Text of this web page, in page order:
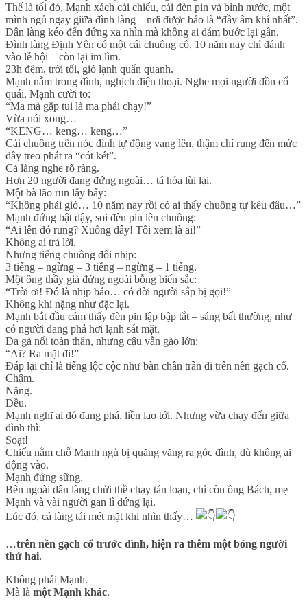
Thế là tối đó, Mạnh xách cái chiếu, cái đèn pin và bình nước, một
mình ngủ ngay giữa đình làng – nơi được bảo là “đầy âm khí nhất”.
Dân làng kéo đến đứng xa nhìn mà không ai dám bước lại gần.
Đình làng Định Yên có một cái chuông cổ, 10 năm nay chỉ đánh
vào lễ hội – còn lại im lìm.
23h đêm, trời tối, gió lạnh quẩn quanh.
Mạnh nằm trong đình, nghịch điện thoại. Nghe mọi người đồn cổ
quái, Mạnh cười to:
“Ma mà gặp tui là ma phải chạy!”
Vừa nói xong…
“KENG… keng… keng…”
Cái chuông trên nóc đình tự động vang lên, thậm chí rung đến mức
dây treo phát ra “cót két”.
Cả làng nghe rõ ràng.
Hơn 20 người đang đứng ngoài… tá hỏa lùi lại.
Một bà lão run lẩy bẩy:
“Không phải gió… 10 năm nay rồi có ai thấy chuông tự kêu đâu…”
Mạnh đứng bật dậy, soi đèn pin lên chuông:
“Ai lên đó rung? Xuống đây! Tôi xem là ai!”
Không ai trả lời.
Nhưng tiếng chuông đổi nhịp:
3 tiếng – ngừng – 3 tiếng – ngừng – 1 tiếng.
Một ông thầy già đứng ngoài bỗng biến sắc:
“Trời ơi! Đó là nhịp báo… có đời người sắp bị gọi!”
Không khí nặng như đặc lại.
Mạnh bắt đầu cảm thấy đèn pin lập bập tắt – sáng bất thường, như
có người đang phả hơi lạnh sát mặt.
Da gà nổi toàn thân, nhưng cậu vẫn gào lớn:
“Ai? Ra mặt đi!”
Đáp lại chỉ là tiếng lộc cộc như bàn chân trần đi trên nền gạch cổ.
Chậm.
Nặng.
Đều.
Mạnh nghĩ ai đó đang phá, liền lao tới. Nhưng vừa chạy đến giữa
đình thì:
Soạt!
Chiếu nằm chỗ Mạnh ngủ bị quăng văng ra góc đình, dù không ai
động vào.
Mạnh đứng sững.
Bên ngoài dân làng chửi thề chạy tán loạn, chỉ còn ông Bách, mẹ
Mạnh và vài người gan lì đứng lại.
Lúc đó, cả làng tái mét mặt khi nhìn thấy…
…trên nền gạch cổ trước đình, hiện ra thêm một bóng người
thứ hai.
Không phải Mạnh.
Mà là một Mạnh khác.